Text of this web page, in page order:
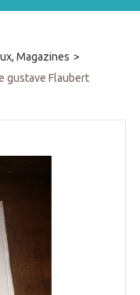
Magazines >
gustave Flaubert